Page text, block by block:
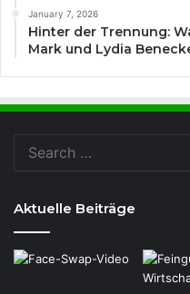
January 7, 2026
Hinter der Trennung:
Mark und Lydia
Aktuelle Beiträge